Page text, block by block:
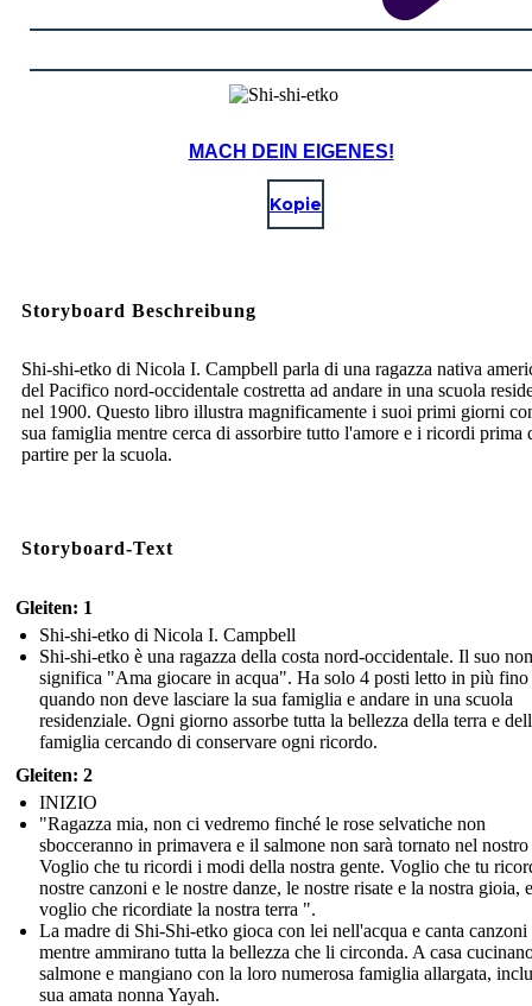
MACH DEIN EIGENES!
Kopie
Storyboard Beschreibung
Shi-shi-etko di Nicola I. Campbell parla di una ragazza nativa
del Pacifico nord-occidentale costretta ad andare in una scuola
nel 1900. Questo libro illustra magnificamente i suoi primi giorni
sua famiglia mentre cerca di assorbire tutto l'amore e i ricordi prima
partire per la scuola.
Storyboard-Text
Gleiten: 1
Shi-shi-etko di Nicola I. Campbell
Shi-shi-etko è una ragazza della costa nord-occidentale. Il suo
significa "Ama giocare in acqua". Ha solo 4 posti letto in più fino
quando non deve lasciare la sua famiglia e andare in una scuola
residenziale. Ogni giorno assorbe tutta la bellezza della terra e
famiglia cercando di conservare ogni ricordo.
Gleiten: 2
INIZIO
"Ragazza mia, non ci vedremo finché le rose selvatiche non
sbocceranno in primavera e il salmone non sarà tornato nel
Voglio che tu ricordi i modi della nostra gente. Voglio che tu
nostre canzoni e le nostre danze, le nostre risate e la nostra gioia, e
voglio che ricordiate la nostra terra ".
La madre di Shi-Shi-etko gioca con lei nell'acqua e canta canzoni
mentre ammirano tutta la bellezza che li circonda. A casa
salmone e mangiano con la loro numerosa famiglia allargata,
sua amata nonna Yayah.